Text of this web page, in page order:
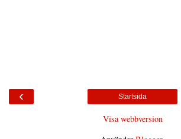
‹ Startsida
Visa webbversion